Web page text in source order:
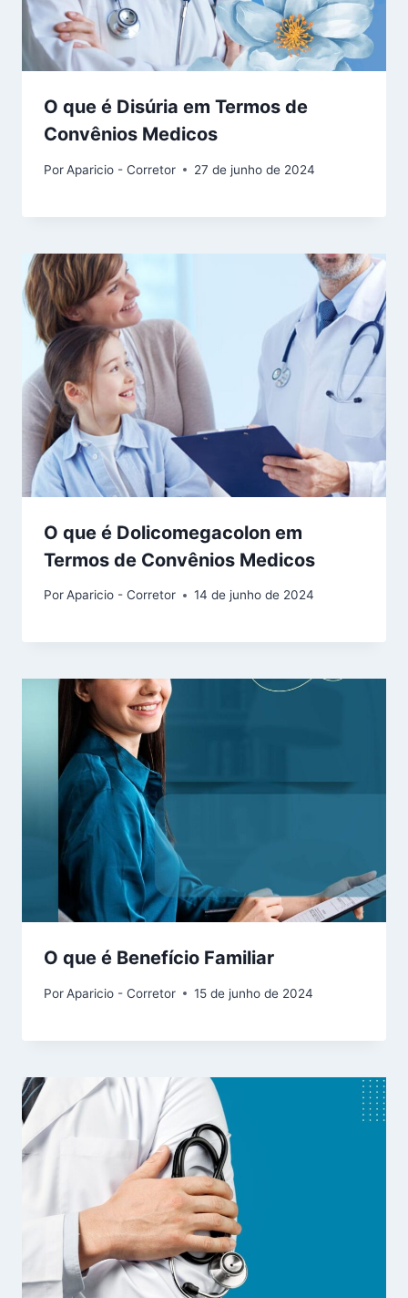
O que é Disúria em Termos de
Convênios Medicos
PorAparicio - Corretor 27 de junho de 2024
O que é Dolicomegacolon em
Termos de Convênios Medicos
PorAparicio - Corretor 14 de junho de 2024
O que é Benefício Familiar
PorAparicio - Corretor 15 de junho de 2024